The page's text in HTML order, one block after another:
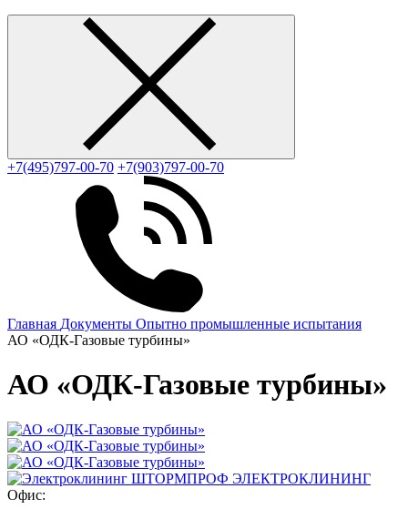
+7(495)797-00-70 +7(903)797-00-70
Главная Документы Опытно промышленные испытания
АО «ОДК-Газовые турбины»
АО «ОДК-Газовые турбины»
ЭЛЕКТРОКЛИНИНГ
Офис: